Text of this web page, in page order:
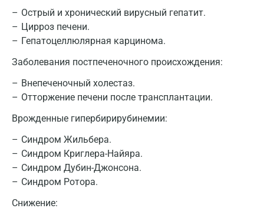
Острый и хронический вирусный гепатит.
Цирроз печени.
Гепатоцеллюлярная карцинома.
Заболевания постпеченочного происхождения:
Внепеченочный холестаз.
Отторжение печени после трансплантации.
Врожденные гипербирирубинемии:
Синдром Жильбера.
Синдром Криглера-Найяра.
Синдром Дубин-Джонсона.
Синдром Ротора.
Снижение: